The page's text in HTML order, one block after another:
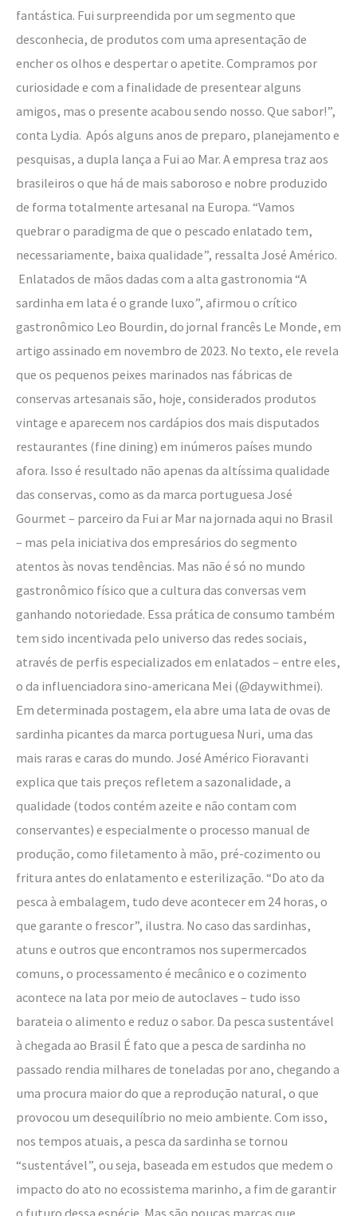
fantástica. Fui surpreendida por um segmento que
desconhecia, de produtos com uma apresentação de
encher os olhos e despertar o apetite. Compramos por
curiosidade e com a finalidade de presentear alguns
amigos, mas o presente acabou sendo nosso. Que sabor!”,
conta Lydia. Após alguns anos de preparo, planejamento e
pesquisas, a dupla lança a Fui ao Mar. A empresa traz aos
brasileiros o que há de mais saboroso e nobre produzido
de forma totalmente artesanal na Europa. “Vamos
quebrar o paradigma de que o pescado enlatado tem,
necessariamente, baixa qualidade”, ressalta José Américo.
Enlatados de mãos dadas com a alta gastronomia “A
sardinha em lata é o grande luxo”, afirmou o crítico
gastronômico Leo Bourdin, do jornal francês Le Monde, em
artigo assinado em novembro de 2023. No texto, ele revela
que os pequenos peixes marinados nas fábricas de
conservas artesanais são, hoje, considerados produtos
vintage e aparecem nos cardápios dos mais disputados
restaurantes (fine dining) em inúmeros países mundo
afora. Isso é resultado não apenas da altíssima qualidade
das conservas, como as da marca portuguesa José
Gourmet – parceiro da Fui ar Mar na jornada aqui no Brasil
– mas pela iniciativa dos empresários do segmento
atentos às novas tendências. Mas não é só no mundo
gastronômico físico que a cultura das conversas vem
ganhando notoriedade. Essa prática de consumo também
tem sido incentivada pelo universo das redes sociais,
através de perfis especializados em enlatados – entre eles,
o da influenciadora sino-americana Mei (@daywithmei).
Em determinada postagem, ela abre uma lata de ovas de
sardinha picantes da marca portuguesa Nuri, uma das
mais raras e caras do mundo. José Américo Fioravanti
explica que tais preços refletem a sazonalidade, a
qualidade (todos contém azeite e não contam com
conservantes) e especialmente o processo manual de
produção, como filetamento à mão, pré-cozimento ou
fritura antes do enlatamento e esterilização. “Do ato da
pesca à embalagem, tudo deve acontecer em 24 horas, o
que garante o frescor”, ilustra. No caso das sardinhas,
atuns e outros que encontramos nos supermercados
comuns, o processamento é mecânico e o cozimento
acontece na lata por meio de autoclaves – tudo isso
barateia o alimento e reduz o sabor. Da pesca sustentável
à chegada ao Brasil É fato que a pesca de sardinha no
passado rendia milhares de toneladas por ano, chegando a
uma procura maior do que a reprodução natural, o que
provocou um desequilíbrio no meio ambiente. Com isso,
nos tempos atuais, a pesca da sardinha se tornou
“sustentável”, ou seja, baseada em estudos que medem o
impacto do ato no ecossistema marinho, a fim de garantir
o futuro dessa espécie. Mas são poucas marcas que